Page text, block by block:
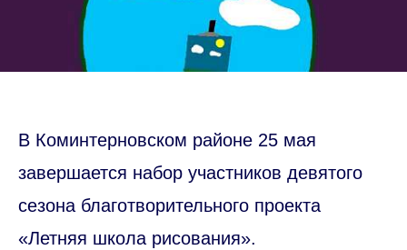
В Коминтерновском районе 25 мая
завершается набор участников девятого
сезона благотворительного проекта
«Летняя школа рисования».